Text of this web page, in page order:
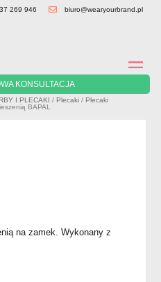
269 946 biuro@wearyourbrand.pl
KONSULTACJA
I PLECAKI / Plecaki / Plecaki
BAPAL
na zamek. Wykonany z